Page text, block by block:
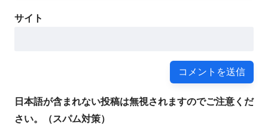
サイト
日本語が含まれない投稿は無視されますのでご注意くだ
さい。（スパム対策）